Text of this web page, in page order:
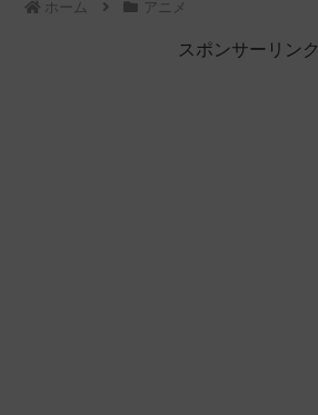
ホーム アニメ
スポンサーリンク